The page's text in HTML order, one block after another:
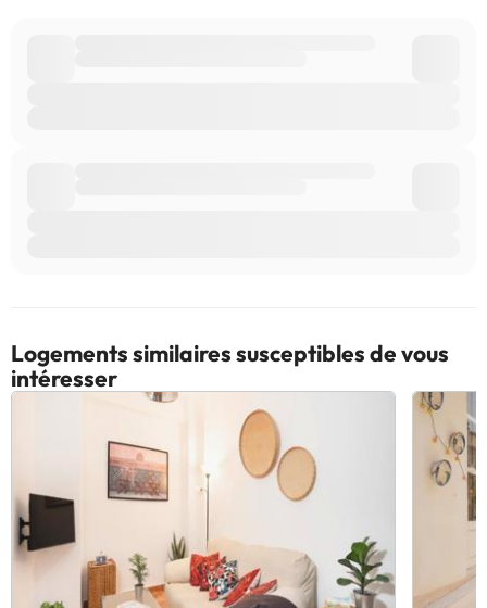
Logements similaires susceptibles de vous
intéresser